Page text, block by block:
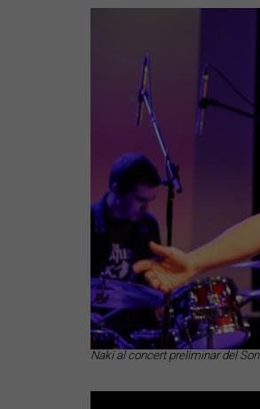
Naki al concert preliminar del